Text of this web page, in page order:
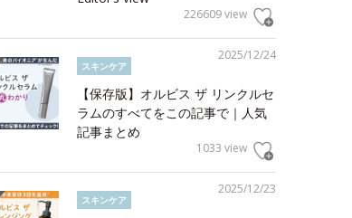
226609 view
2025/12/24
スキンケア
【保存版】オルビス ザ リンクルセ
ラムのすべてをこの記事で｜人気
記事まとめ
1033 view
2025/12/23
スキンケア